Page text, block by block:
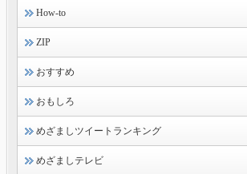
How-to
ZIP
おすすめ
おもしろ
めざましツイートランキング
めざましテレビ